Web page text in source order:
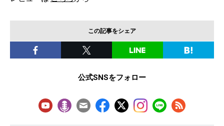
この記事をシェア
公式SNSをフォロー